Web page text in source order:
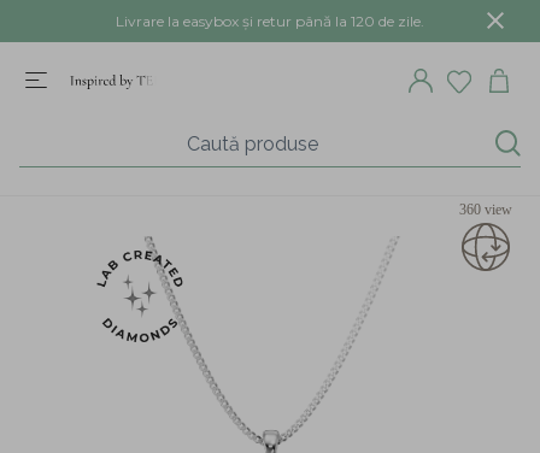
Livrare la easybox și retur până la 120 de zile.
360 view